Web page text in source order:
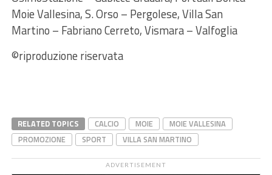
Moie Vallesina, S. Orso – Pergolese, Villa San
Martino – Fabriano Cerreto, Vismara – Valfoglia
©riproduzione riservata
RELATED TOPICS CALCIO MOIE
MOIE VALLESINA
PROMOZIONE
SPORT VILLA SAN MARTINO
ADVERTISEMENT